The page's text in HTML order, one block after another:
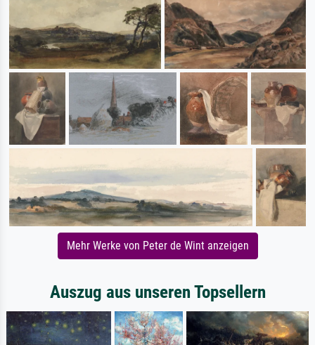
Mehr Werke von Peter de Wint anzeigen
Auszug aus unseren Topsellern